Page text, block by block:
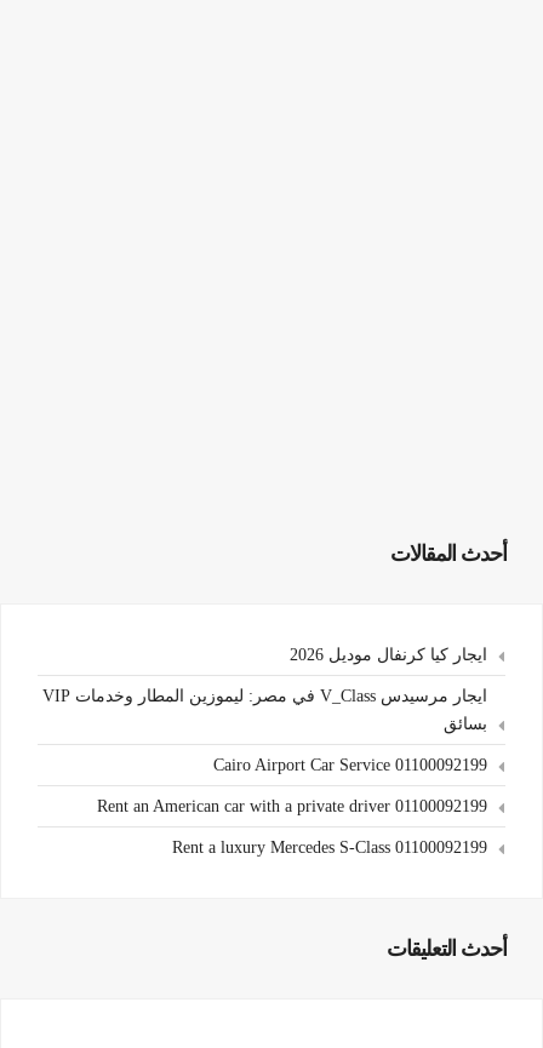
أحدث المقالات
ايجار كيا كرنفال موديل 2026
ايجار مرسيدس V_Class في مصر: ليموزين المطار وخدمات VIP
بسائق
Cairo Airport Car Service 01100092199
Rent an American car with a private driver 01100092199
Rent a luxury Mercedes S-Class 01100092199
أحدث التعليقات